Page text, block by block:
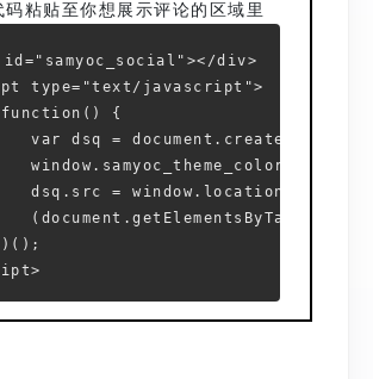
码粘贴至你想展示评论的区域里
div>
type="text/javascript">
{
var dsq =
window.samyoc_theme_color =
dsq.src =